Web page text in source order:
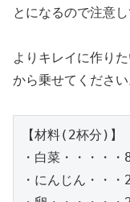
とになるので注意し
よりキレイに作り
から乗せてください
【材料(2杯分)】
・白菜・・・・
・にんじん・・